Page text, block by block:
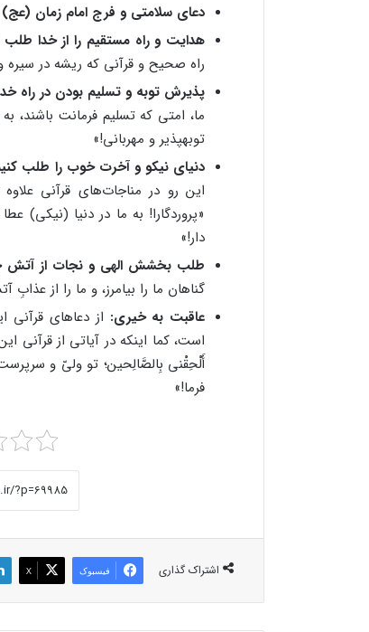
دعای سلامتی و فرج امام زمان (عج)
هدایت و راه مستقیم را از خدا طلب
راه صحیح و قرآنی که ریشه در سیره
پذیرش توبه و تسلیم بودن در راه
ما، امتی که تسلیم فرمانت باشند،
توبه‏پذیر و مهربانی!»
دنیای نیکو و آخرت خوب را طلب
این رو در مناجات‌های قرآنی
«پروردگارا! به ما در دنیا (نیکی)
دار!»
طلب بخشش الهی و نجات از آتش
گناهان ما را بیامرز، و ما را از عذابِ
عاقبت به خیری: از دعاهای
است، کما اینکه در آیاتی از قرآنی
أَلْحِقْنی‏ بِالصَّالِحین‏؛ تو ولیّ و
فرما!»
اشتراک گذاری فیسبوک X